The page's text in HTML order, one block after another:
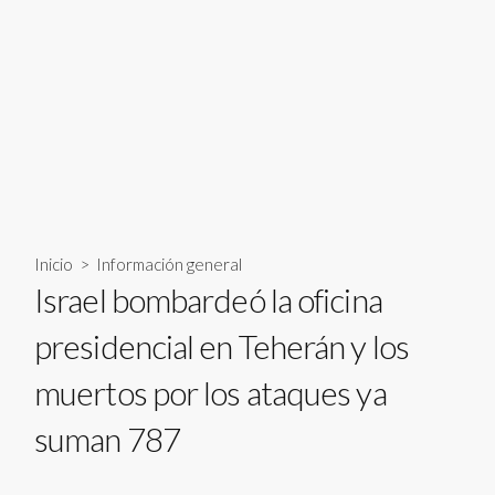
Inicio > Información general
Israel bombardeó la oficina
presidencial en Teherán y los
muertos por los ataques ya
suman 787